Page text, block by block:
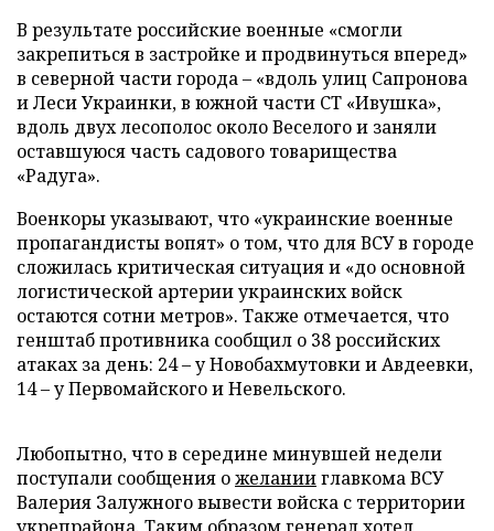
В результате российские военные «смогли
закрепиться в застройке и продвинуться вперед»
в северной части города – «вдоль улиц Сапронова
и Леси Украинки, в южной части СТ «Ивушка»,
вдоль двух лесополос около Веселого и заняли
оставшуюся часть садового товарищества
«Радуга».
Военкоры указывают, что «украинские военные
пропагандисты вопят» о том, что для ВСУ в городе
сложилась критическая ситуация и «до основной
логистической артерии украинских войск
остаются сотни метров». Также отмечается, что
генштаб противника сообщил о 38 российских
атаках за день: 24 – у Новобахмутовки и Авдеевки,
14 – у Первомайского и Невельского.
Любопытно, что в середине минувшей недели
поступали сообщения ожеланииглавкома ВСУ
Валерия Залужного вывести войска с территории